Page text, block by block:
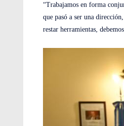
“Trabajamos en forma
que pasó a ser una
restar herramientas,